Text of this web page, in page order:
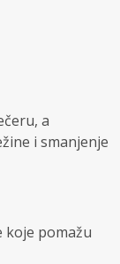
a
i smanjenje
koje pomažu